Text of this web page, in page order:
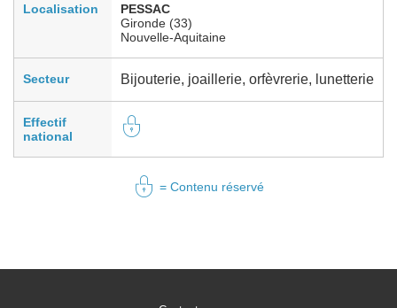
Localisation
PESSAC
Gironde (33)
Nouvelle-Aquitaine
Secteur Bijouterie, joaillerie, orfèvrerie, lunetterie
Effectif
national
= Contenu réservé